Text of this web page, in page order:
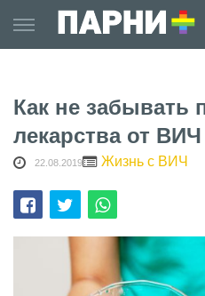
to
content
Как не забывать
лекарства от
22.08.2019 Жизнь с ВИЧ